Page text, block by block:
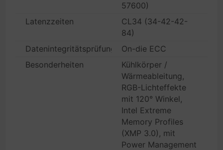
57600)
Latenzzeiten
CL34 (34-42-42-
84)
Datenintegritätsprüfung
On-die ECC
Besonderheiten
Kühlkörper /
Wärmeableitung,
RGB-Lichteffekte
mit 120° Winkel,
Intel Extreme
Memory Profiles
(XMP 3.0), mit
Power Management